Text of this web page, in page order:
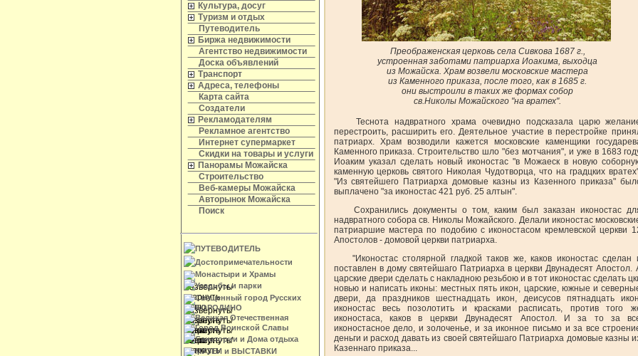
Культура, досуг
Туризм и отдых
Путеводитель
Биржа недвижимости
Агентство недвижимости
Доска объявлений
Транспорт
Адреса, телефоны
Карта сайта
Создатели
Рекламодателям
Рекламное агентство
Интернет супермаркет
Скидки на товары и услуги
Панорамы Можайска
Строительство
Веб-камеры Можайска
Авторынок Можайска
Поиск
ПУТЕВОДИТЕЛЬ
Достопримечательности
Монастыри и Храмы
Усадьбы и парки
Священный город Русских
БОРОДИНО
Великая Отечественная
Город Воинской Славы
Санатории и Дома отдыха
МУЗЕИ и ВЫСТАВКИ
Преображенская церковь села Сивкова 1687 г.,
устроенная заботами патриарха Иоакима, выходца
из Можайска. Храм возвели московские мастера
из Каменного приказа, после того, как в 1685 г.
они выстроили в таких же формах собор
св.Николы Можайского "на вратех".
Теснота надвратного храма очевидно подсказала царю
перестроить, расширить его. Деятельное участие в перестройке
патриарх. Храм возводили кажется московские каменщики
Каменного приказа. Строительство шло "без мотчания", и уже в 1683
Иоаким указал сделать новый иконостас "в Можаеск в новую
каменную церковь святого Николая Чудотворца, что на градцких
"Из святейшего Патриарха домовые казны из Казенного приказа"
выплачено "за иконостас 421 руб. 25 алтын".
Сохранились документы о том, каким был заказан иконостас
надвратного собора св. Николы Можайского. Делали иконостас
патриаршие мастера по подобию с иконостасом кремлевской церкви
Апостолов - домовой церкви патриарха.
"Иконостас столярной гладкой таков же, каков иконостас сделан
поставлен в дому святейшаго Патриарха в церкви Двунадесят Апостол.
царские двери сделать с накладною резьбою и в тот иконостас сделать
новью и написать иконы: местных пять икон, царские, южные и
двери, да праздников шестнадцать икон, деисусов пятнадцать
иконостас весь позолотить и красками расписать, против того
иконостаса, каков в церкви Двунадесят Апостол. И за то за
иконостасное дело, и золоченье, и за иконное письмо и за все
деньги и расход давать из своей святейшаго Патриарха домовые казны
Казеннаго приказа...